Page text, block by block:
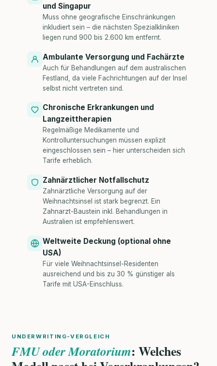
und Singapur
Muss ohne geografische Einschränkungen
inkludiert sein – die nächsten Spezialkliniken
liegen rund 900 bis 2.600 km entfernt.
Ambulante Versorgung und Fachärzte
Auch für Behandlungen auf dem australischen
Festland, da viele Fachrichtungen auf der Insel
selbst nicht vertreten sind.
Chronische Erkrankungen und
Langzeittherapien
Regelmäßige Medikamente und
Kontrolluntersuchungen müssen explizit
eingeschlossen sein – hier unterscheiden sich
Tarife erheblich.
Zahnärztlicher Notfallschutz
Zahnärztliche Versorgung auf der
Weihnachtsinsel ist stark begrenzt. Ein
Zahnarzt-Baustein inkl. Behandlungen in
Australien ist empfehlenswert.
Weltweite Deckung (optional ohne
USA)
Für viele Weihnachtsinsel-Residenten
ausreichend und bis zu 30 % günstiger als
Tarife mit USA-Einschluss.
UNDERWRITING-VERGLEICH
FMU oder Moratorium: Welches